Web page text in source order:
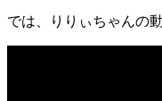
では、りりぃちゃんの